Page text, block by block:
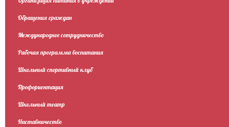
Обращения граждан
Международное сотрудничество
Рабочая программа воспитания
Школьный спортивный клуб
Профориентация
Школьный театр
Наставничество